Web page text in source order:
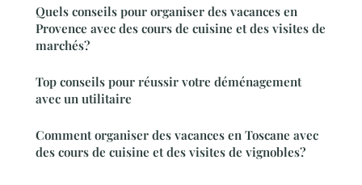
Quels conseils pour organiser des vacances en
Provence avec des cours de cuisine et des visites de
marchés?
Top conseils pour réussir votre déménagement
avec un utilitaire
Comment organiser des vacances en Toscane avec
des cours de cuisine et des visites de vignobles?